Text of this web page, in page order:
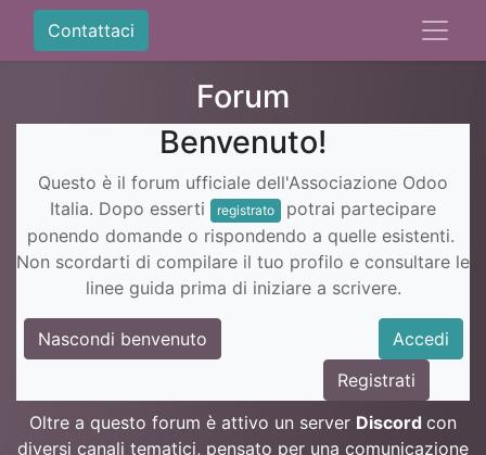
Contattaci
Forum
Benvenuto!
Questo è il forum ufficiale dell'Associazione Odoo
Italia. Dopo esserti
registrato
potrai partecipare
ponendo domande o rispondendo a quelle esistenti.
Non scordarti di compilare il tuo profilo e consultare le
linee guida prima di iniziare a scrivere.
Nascondi benvenuto
Accedi
Registrati
Oltre a questo forum è attivo un server Discord con
diversi canali tematici, pensato per una comunicazione